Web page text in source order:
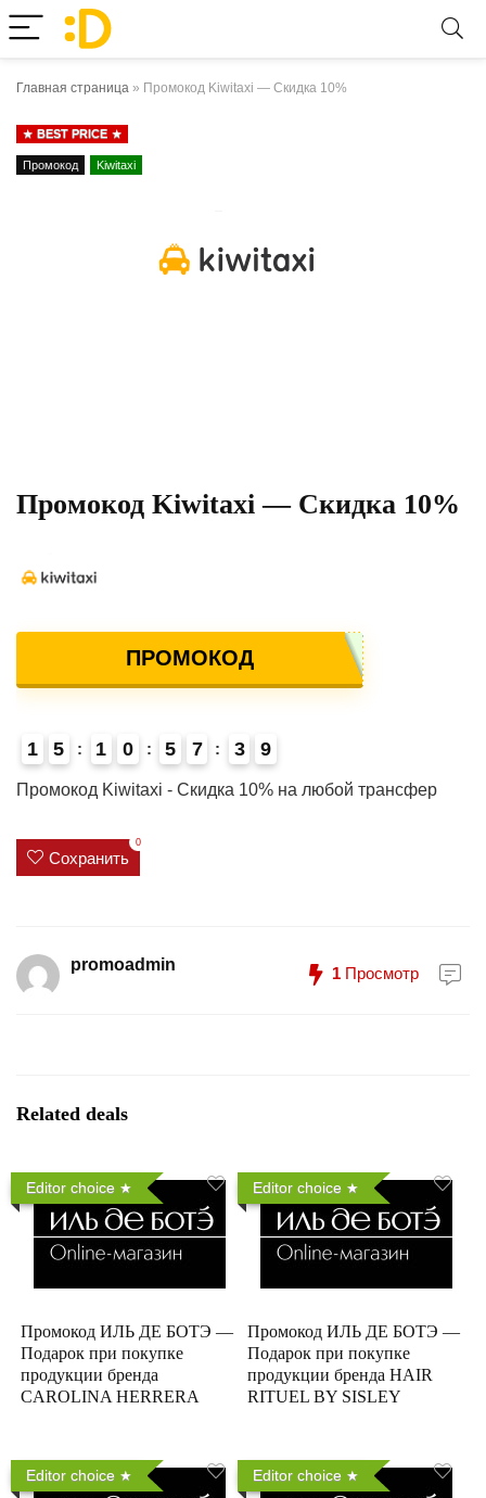
Главная страница » Промокод Kiwitaxi — Скидка 10%
BEST PRICE
Промокод Kiwitaxi
Промокод Kiwitaxi — Скидка 10%
ПРОМОКОД
1
4
5 1 0 5 7 3 9
Промокод Kiwitaxi - Скидка 10% на любой трансфер
Сохранить
0
promoadmin 1 Просмотр
Related deals
Editor choice
Промокод ИЛЬ ДЕ БОТЭ —
Подарок при покупке
продукции бренда
CAROLINA HERRERA
Editor choice
Промокод ИЛЬ ДЕ БОТЭ —
Подарок при покупке
продукции бренда HAIR
RITUEL BY SISLEY
Editor choice Editor choice